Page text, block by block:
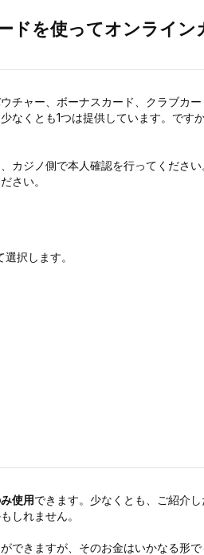
ドを使ってオンライ
ャー、ボーナスカード、クラブカ
くとも1つは提供しています。で
カジノ側で本人確認を行ってください
さい。
択します。
使用できます。少なくとも、ご紹介
しれません。
きますが、そのお金はいかなる形